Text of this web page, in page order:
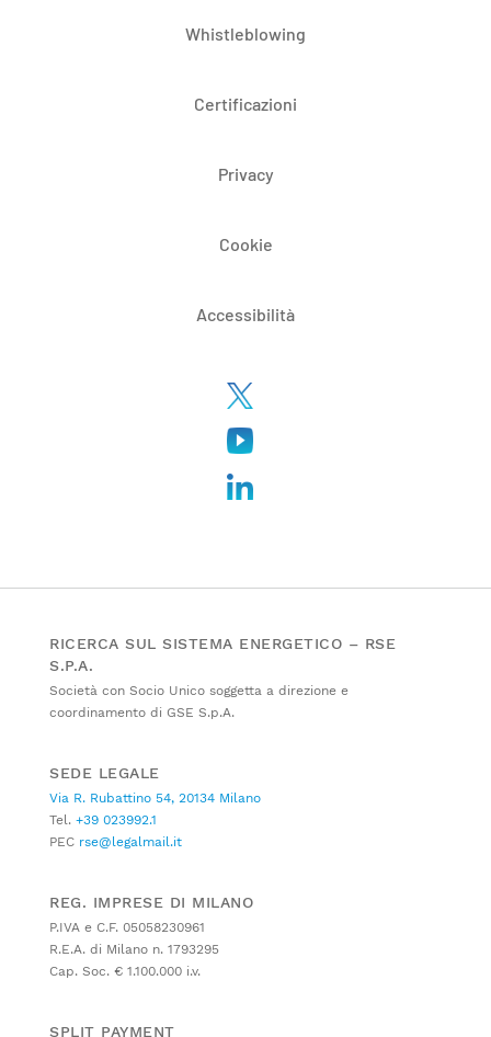
Whistleblowing
Certificazioni
Privacy
Cookie
Accessibilità
RICERCA SUL SISTEMA ENERGETICO – RSE
S.P.A.
Società con Socio Unico soggetta a direzione e
coordinamento di GSE S.p.A.
SEDE LEGALE
Via R. Rubattino 54, 20134 Milano
Tel. +39 023992.1
PEC rse@legalmail.it
REG. IMPRESE DI MILANO
P.IVA e C.F. 05058230961
R.E.A. di Milano n. 1793295
Cap. Soc. € 1.100.000 i.v.
SPLIT PAYMENT